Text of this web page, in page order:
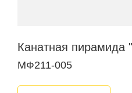
Канатная пирамида
МФ211-005